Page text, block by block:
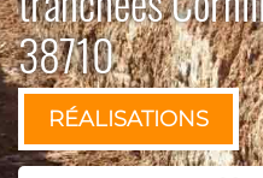
38710
RÉALISATIONS